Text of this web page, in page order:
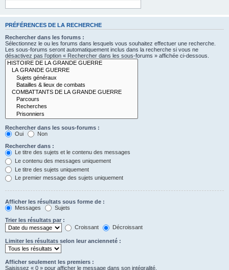
PRÉFÉRENCES DE LA RECHERCHE
Rechercher dans les forums :
Sélectionnez le ou les forums dans lesquels vous souhaitez effectuer une recherche.
Les sous-forums seront automatiquement inclus dans la recherche si vous ne
désactivez pas l’option « Rechercher dans les sous-forums » affichée ci-dessous.
Rechercher dans les sous-forums :
Oui
Non
Rechercher dans :
Le titre des sujets et le contenu des messages
Le contenu des messages uniquement
Le titre des sujets uniquement
Le premier message des sujets uniquement
Afficher les résultats sous forme de :
Messages
Sujets
Trier les résultats par :
Croissant
Décroissant
Limiter les résultats selon leur ancienneté :
Afficher seulement les premiers :
Saisissez « 0 » pour afficher le message dans son intégralité.